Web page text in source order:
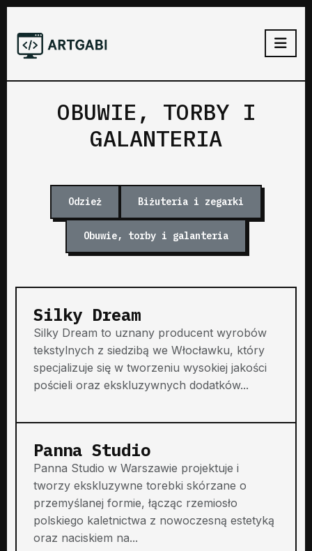
OBUWIE, TORBY I
GALANTERIA
Odzież Biżuteria i zegarki
Obuwie, torby i galanteria
Silky Dream
Silky Dream to uznany producent wyrobów
tekstylnych z siedzibą we Włocławku, który
specjalizuje się w tworzeniu wysokiej jakości
pościeli oraz ekskluzywnych dodatków...
Panna Studio
Panna Studio w Warszawie projektuje i
tworzy ekskluzywne torebki skórzane o
przemyślanej formie, łącząc rzemiosło
polskiego kaletnictwa z nowoczesną estetyką
oraz naciskiem na...